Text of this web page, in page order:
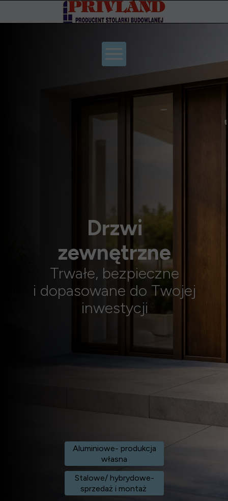
Drzwi
zewnętrzne
Trwałe, bezpieczne
i dopasowane do Twojej
inwestycji
Aluminiowe- produkcja
własna
Stalowe/ hybrydowe-
sprzedaż i montaż